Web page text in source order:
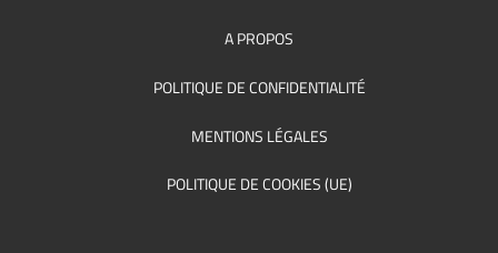
A PROPOS
POLITIQUE DE CONFIDENTIALITÉ
MENTIONS LÉGALES
POLITIQUE DE COOKIES (UE)